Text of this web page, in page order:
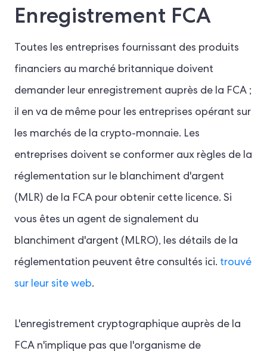
Enregistrement FCA
Toutes les entreprises fournissant des produits
financiers au marché britannique doivent
demander leur enregistrement auprès de la FCA ;
il en va de même pour les entreprises opérant sur
les marchés de la crypto-monnaie. Les
entreprises doivent se conformer aux règles de la
réglementation sur le blanchiment d'argent
(MLR) de la FCA pour obtenir cette licence. Si
vous êtes un agent de signalement du
blanchiment d'argent (MLRO), les détails de la
réglementation peuvent être consultés ici. trouvé
sur leur site web.
L'enregistrement cryptographique auprès de la
FCA n'implique pas que l'organisme de